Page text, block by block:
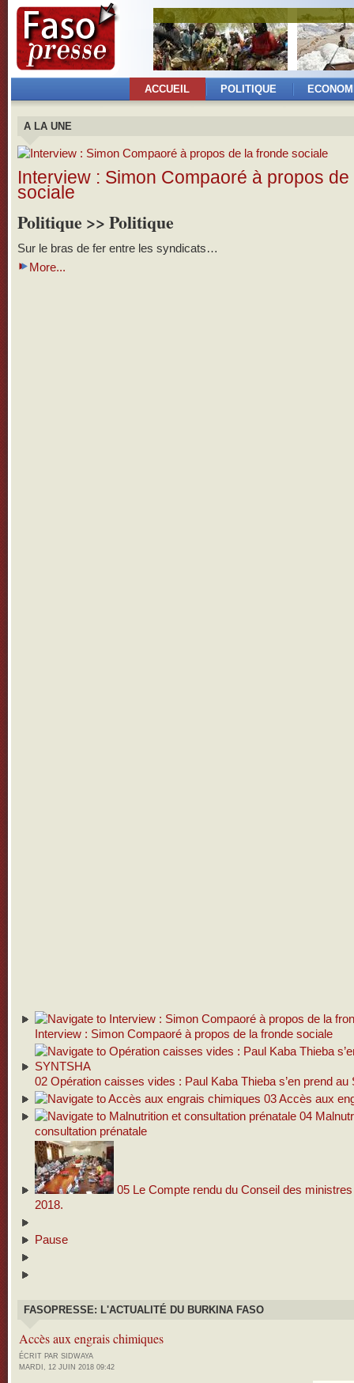
ACCUEIL POLITIQUE
A LA UNE
Interview : Simon Compaoré à propos
sociale
Politique >> Politique
Sur le bras de fer entre les syndicats…
More...
Interview : Simon Compaoré à propos de la fronde sociale
02 Opération caisses vides : Paul Kaba Thieba s’en prend au
03Accès aux
04
consultation prénatale
05 Le Compte rendu du Conseil des
2018.
Pause
FASOPRESSE: L'ACTUALITÉ DU BURKINA FASO
Accès aux engrais chimiques
ÉCRIT PAR SIDWAYA
MARDI, 12 JUIN 2018 09:42